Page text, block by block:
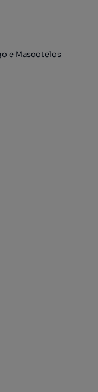
e Mascotelos